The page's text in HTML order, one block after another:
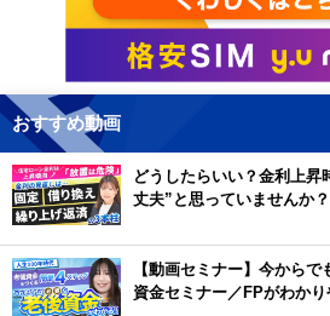
おすすめ動画
どうしたらいい？金利上昇
丈夫”と思っていませんか
【動画セミナー】今から
資金セミナー／FPがわかり